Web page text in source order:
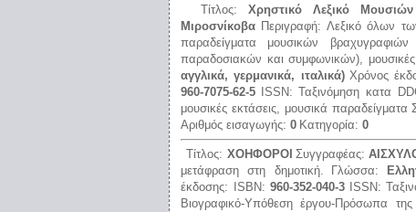
Τίτλος: Χρηστικό Λεξικό
Μιροσνίκοβα Περιγραφή: Λεξικό όλων
παραδείγματα μουσικών
παραδοσιακών και συμφωνικών), μουσικές
αγγλικά, γερμανικά, ιταλικά) Χρόνος
960-7075-62-5
ISSN:Ταξινόμηση κατα
μουσικές εκτάσεις, μουσικά παραδείγματα
Αριθμός εισαγωγής: 0 Κατηγορία: 0
Τίτλος: ΧΟΗΦΟΡΟΙ Συγγραφέας:
μετάφραση στη δημοτική.
Γλώσσα:
έκδοσης:
ISBN:960-352-040-3 ISSN:
Βιογραφικό-Υπόθεση έργου-Πρόσωπα